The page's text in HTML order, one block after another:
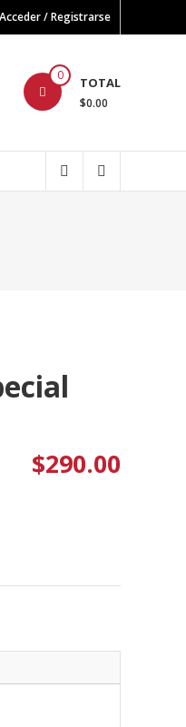
Acceder / Registrarse
0 TOTAL
$0.00
$290.00